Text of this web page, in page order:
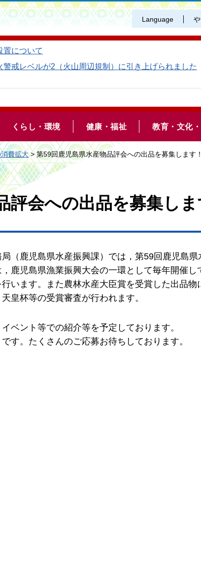
Language
置について
警戒レベルが2（火山周辺規制）に引き上げられました
くらし・環境 健康・福祉 教育・文化
費拡大> 第59回鹿児島県水産物品評会への出品を募集します！
評会への出品を募集しま
（鹿児島県水産振興課）では，第59回鹿児島
鹿児島県漁業振興大会の一環として毎年開催し
います。また農林水産大臣賞を受賞した出品物
皇杯等の受賞審査が行われます。
ベント等での紹介等を予定しております。
す。たくさんのご応募お待ちしております。